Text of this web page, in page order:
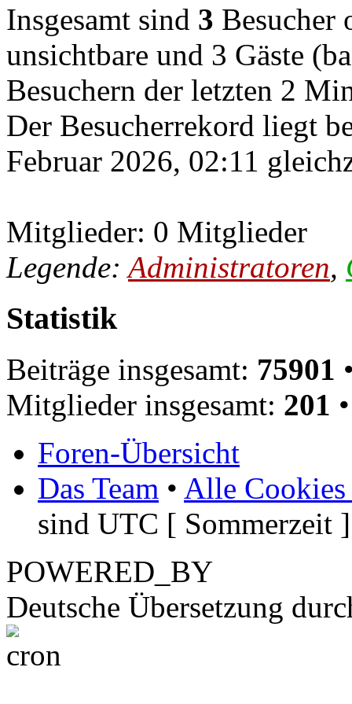
Insgesamt sind 3 Besucher
unsichtbare und 3 Gäste
Besuchern der letzten 2
Der Besucherrekord liegt
Februar 2026, 02:11
Mitglieder: 0 Mitglieder
Legende:Administratoren,
Statistik
Beiträge insgesamt: 75901
Mitglieder insgesamt: 201
Foren-Übersicht
Das Team • Alle Cookies
sind UTC [ Sommerzeit ]
POWERED_BY
Deutsche Übersetzung